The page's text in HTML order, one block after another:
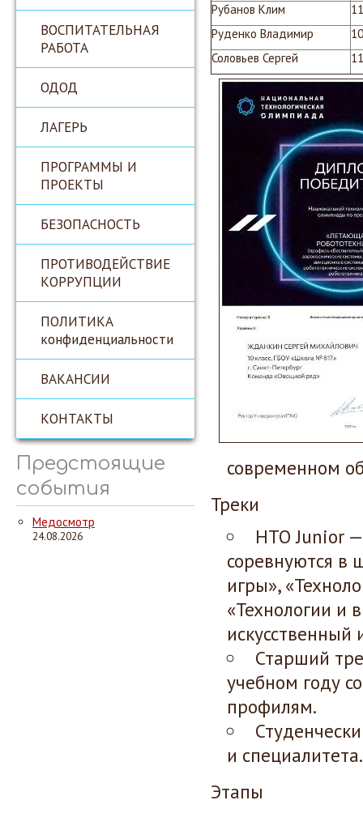
ВОСПИТАТЕЛЬНАЯ
РАБОТА
ОДОД
ЛАГЕРЬ
ПРОГРАММЫ И
ПРОЕКТЫ
БЕЗОПАСНОСТЬ
ПРОТИВОДЕЙСТВИЕ
КОРРУПЦИИ
ПОЛИТИКА
конфиденциальности
ВАКАНСИИ
КОНТАКТЫ
Предстоящие
события
Медосмотр
24.08.2026
Рубанов Клим
11
Руденко Владимир
10
Соловьев Сергей
11
современном
Треки
НТО Junior —
соревнуются в
игры»,
«Технологии и
искусственный
Старший
учебном году
профилям.
и
Этапы